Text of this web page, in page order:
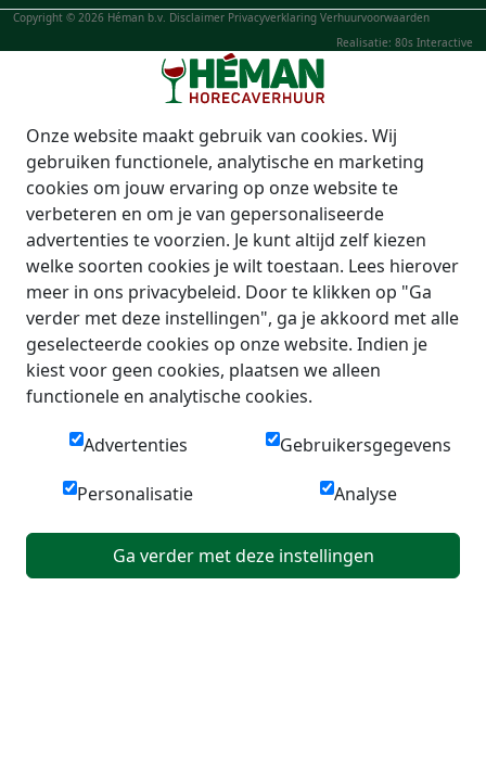
Copyright © 2026 Héman b.v. Disclaimer Privacyverklaring Verhuurvoorwaarden
Realisatie: 80s Interactive
Onze website maakt gebruik van cookies. Wij
gebruiken functionele, analytische en marketing
cookies om jouw ervaring op onze website te
verbeteren en om je van gepersonaliseerde
advertenties te voorzien. Je kunt altijd zelf kiezen
welke soorten cookies je wilt toestaan. Lees hierover
meer in ons privacybeleid. Door te klikken op "Ga
verder met deze instellingen", ga je akkoord met alle
geselecteerde cookies op onze website. Indien je
kiest voor geen cookies, plaatsen we alleen
functionele en analytische cookies.
Advertenties Gebruikersgegevens
Personalisatie Analyse
Ga verder met deze instellingen